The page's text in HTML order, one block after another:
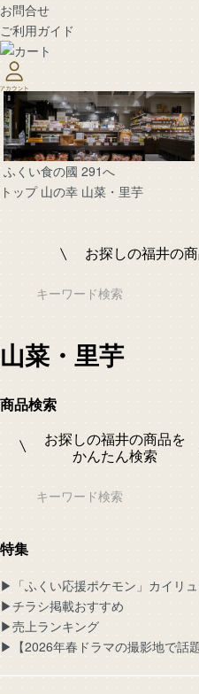
お問合せ
ご利用ガイド
ふくい食の國 291へ
トップ 山の幸 山菜・里芋
お探しの福井の
山菜・里芋
商品検索
お探しの福井の商品を
かんたん検索
特集
▶︎「ふくい応援ポケモン」カイリ
▶︎チラシ掲載おすすめ
▶︎売上ランキング
▶︎【2026年春ドラマの撮影地で話